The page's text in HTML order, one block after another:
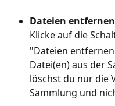
Dateien
Klicke auf die
"Dateien
Datei(en) aus der
löschst du nur die
Sammlung und